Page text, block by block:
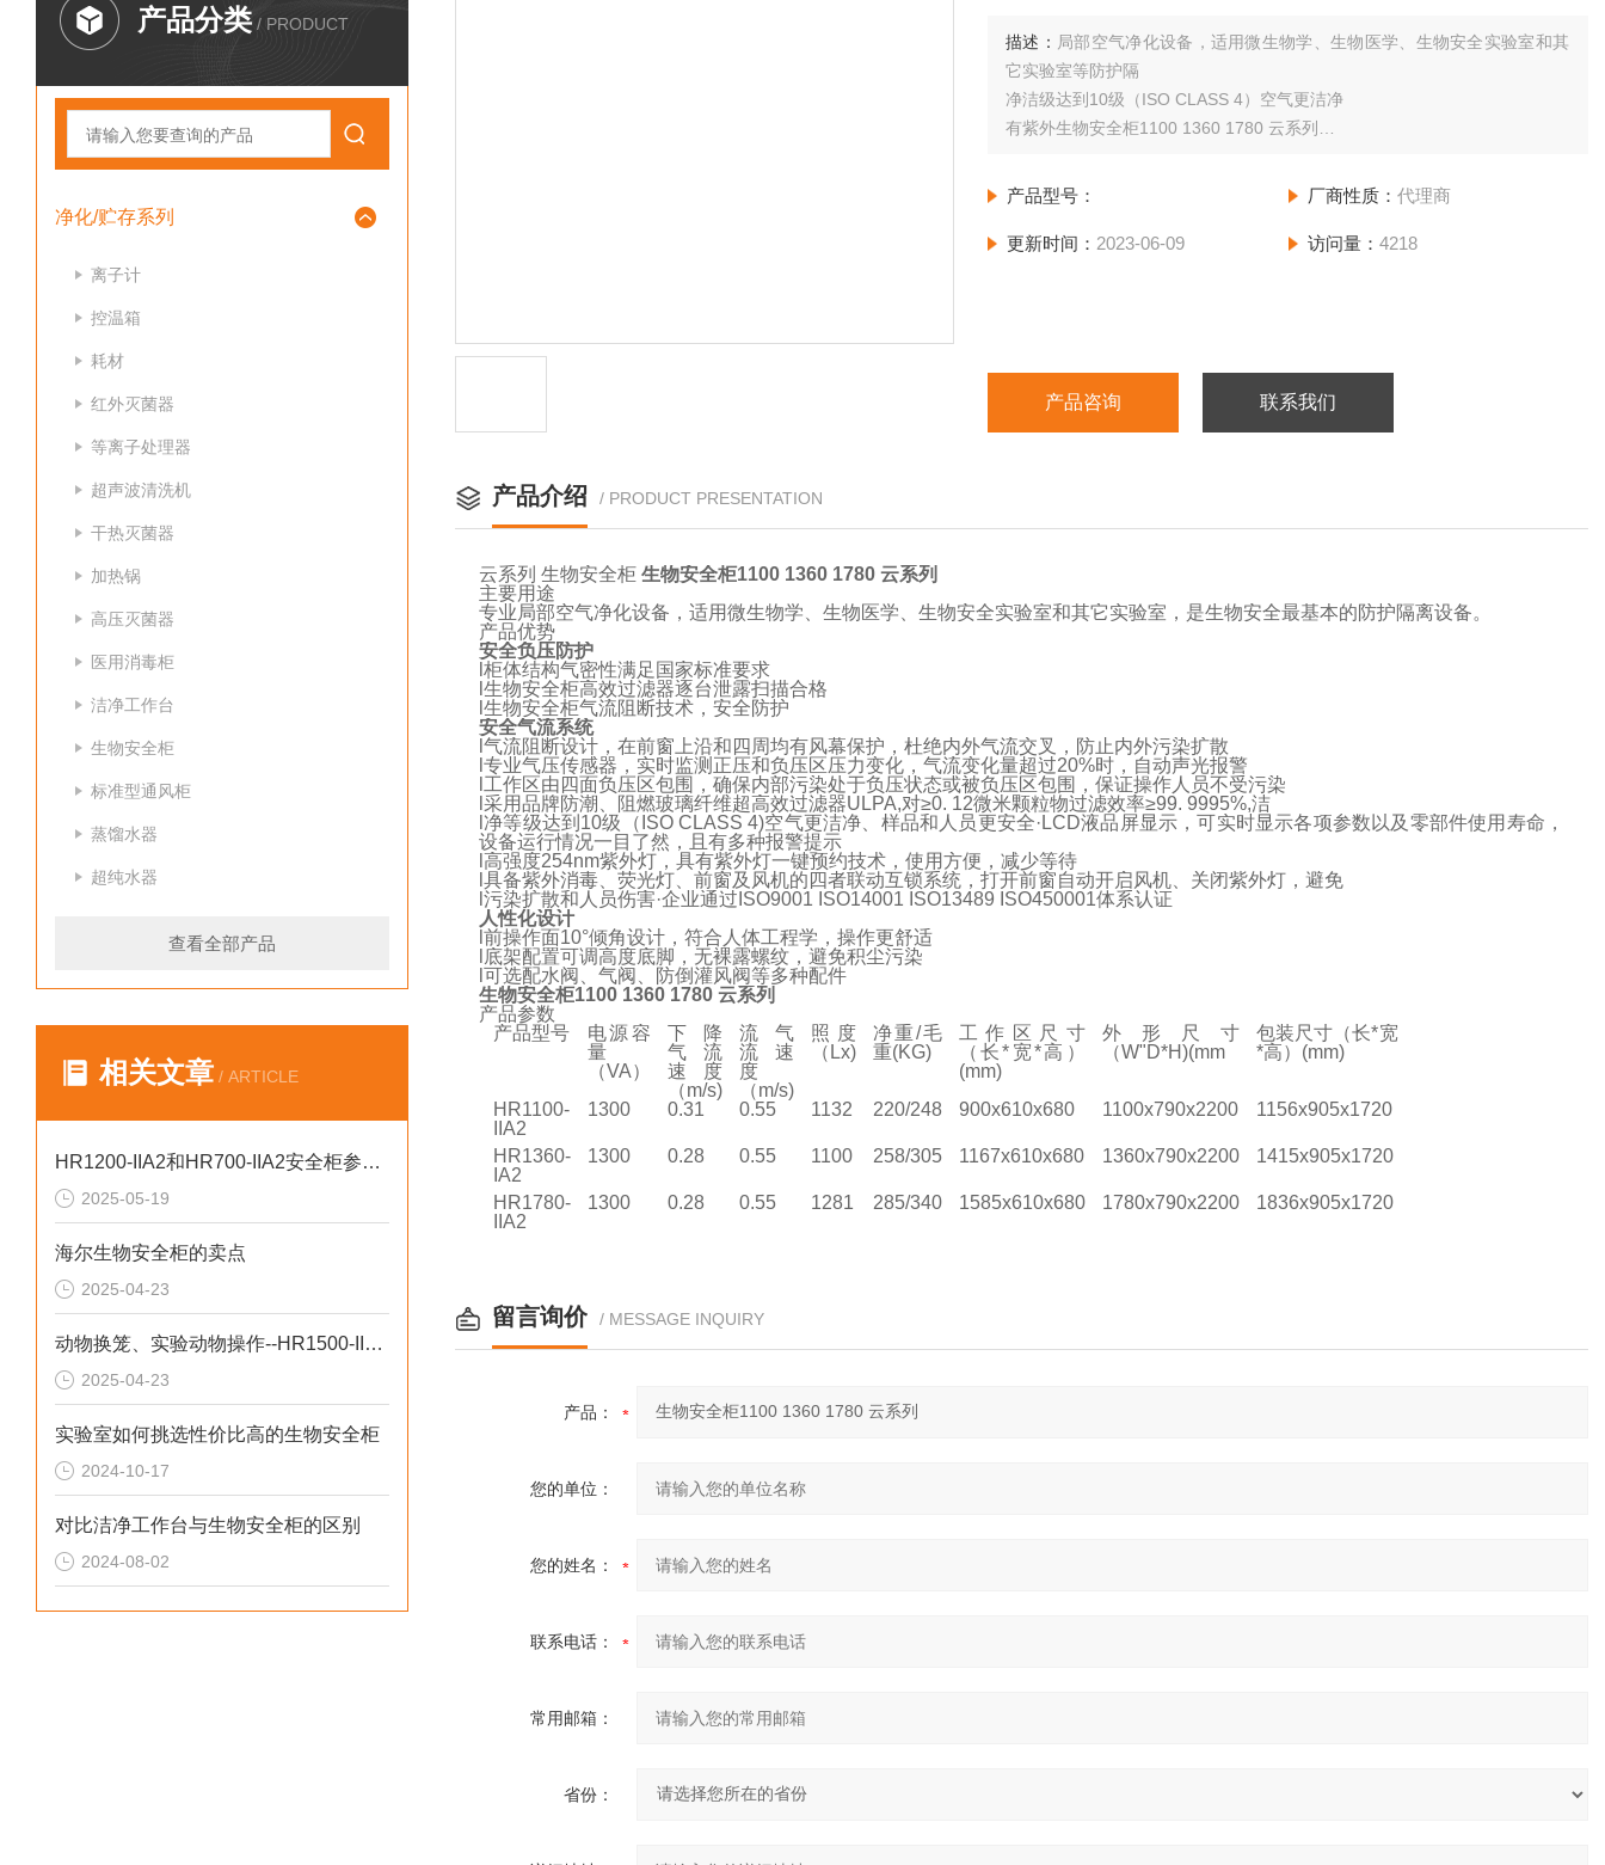
产品分类 / PRODUCT
净化/贮存系列
离子计
控温箱
耗材
红外灭菌器
等离子处理器
超声波清洗机
干热灭菌器
加热锅
高压灭菌器
医用消毒柜
洁净工作台
生物安全柜
标准型通风柜
蒸馏水器
超纯水器
查看全部产品
相关文章 / ARTICLE
HR1200-IIA2和HR700-IIA2安全柜参数对比
2025-05-19
海尔生物安全柜的卖点
2025-04-23
动物换笼、实验动物操作--HR1500-IIA2-DW生物安全柜
2025-04-23
实验室如何挑选性价比高的生物安全柜
2024-10-17
对比洁净工作台与生物安全柜的区别
2024-08-02
描述： 局部空气净化设备，适用微生物学、生物医学、生物安全实验室和其
它实验室等防护隔
净洁级达到10级（ISO CLASS 4）空气更洁净
有紫外生物安全柜1100 1360 1780 云系列
可选配水阀、气阀、防倒灌风阀等多种配件
不受污染
产品型号： 厂商性质： 代理商
更新时间： 2023-06-09 访问量： 4218
产品咨询 联系我们
产品介绍 / PRODUCT PRESENTATION
云系列 生物安全柜 生物安全柜1100 1360 1780 云系列
主要用途
专业局部空气净化设备，适用微生物学、生物医学、生物安全实验室和其它实验室，是生物安全最基本的防护隔离设备。
产品优势
安全负压防护
柜体结构气密性满足国家标准要求
生物安全柜高效过滤器逐台泄露扫描合格
生物安全柜气流阻断技术，安全防护
安全气流系统
气流阻断设计，在前窗上沿和四周均有风幕保护，杜绝内外气流交叉，防止内外污染扩散
专业气压传感器，实时监测正压和负压区压力变化，气流变化量超过20%时，自动声光报警
工作区由四面负压区包围，确保内部污染处于负压状态或被负压区包围，保证操作人员不受污染
采用品牌防潮、阻燃玻璃纤维超高效过滤器ULPA,对≥0. 12微米颗粒物过滤效率≥99. 9995%,洁
净等级达到10级（ISO CLASS 4)空气更洁净、样品和人员更安全·LCD液品屏显示，可实时显示各项参数以及零部件使用寿命，
设备运行情况一目了然，且有多种报警提示
高强度254nm紫外灯，具有紫外灯一键预约技术，使用方便，减少等待
具备紫外消毒、荧光灯、前窗及风机的四者联动互锁系统，打开前窗自动开启风机、关闭紫外灯，避免
污染扩散和人员伤害·企业通过ISO9001 ISO14001 ISO13489 ISO450001体系认证
人性化设计
前操作面10°倾角设计，符合人体工程学，操作更舒适
底架配置可调高度底脚，无裸露螺纹，避免积尘污染
可选配水阀、气阀、防倒灌风阀等多种配件
生物安全柜1100 1360 1780 云系列
产品参数
产品型号
电源容
量
（VA）
下降
气流
速度
（m/s)
流气
流速
度
（m/s)
照 度
（Lx)
净重/毛
重(KG)
工作区尺寸
（长* 宽*高）
(mm)
外形尺寸
（W"D*H)(mm
包装尺寸（长*宽
*高）(mm)
HR1100-
IIA2
1300 0.31 0.55 1132 220/248 900x610x680 1100x790x2200 1156x905x1720
HR1360-
IA2
1300 0.28 0.55 1100 258/305 1167x610x680 1360x790x2200 1415x905x1720
HR1780-
IIA2
1300 0.28 0.55 1281 285/340 1585x610x680 1780x790x2200 1836x905x1720
留言询价 / MESSAGE INQUIRY
产品：
您的单位：
您的姓名：
联系电话：
常用邮箱：
省份：